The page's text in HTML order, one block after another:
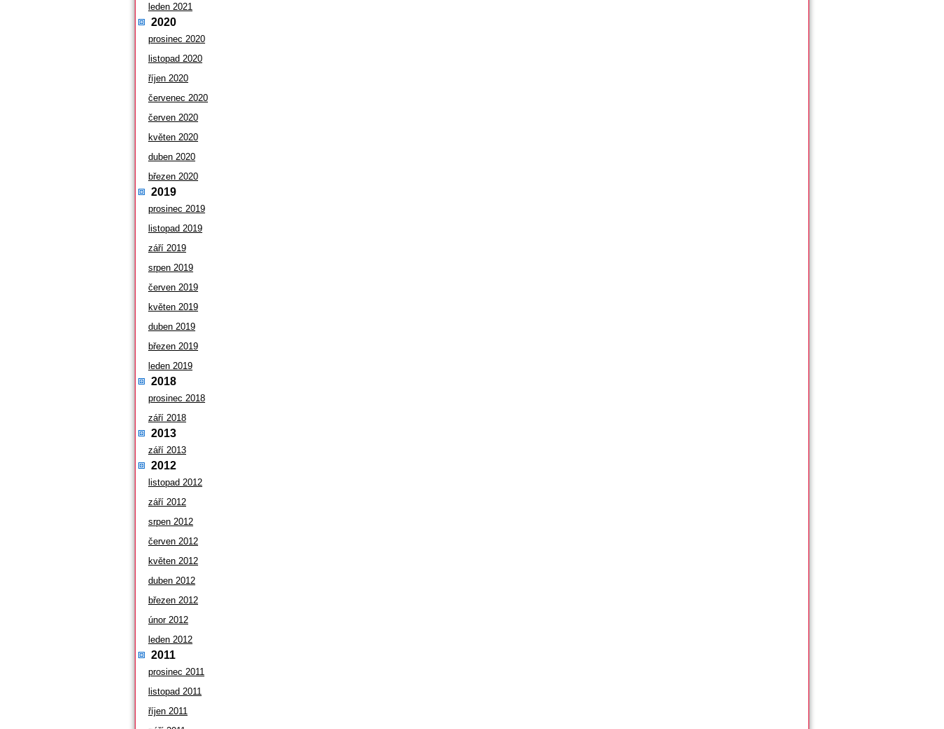
leden 2021
2020
prosinec 2020
listopad 2020
říjen 2020
červenec 2020
červen 2020
květen 2020
duben 2020
březen 2020
2019
prosinec 2019
listopad 2019
září 2019
srpen 2019
červen 2019
květen 2019
duben 2019
březen 2019
leden 2019
2018
prosinec 2018
září 2018
2013
září 2013
2012
listopad 2012
září 2012
srpen 2012
červen 2012
květen 2012
duben 2012
březen 2012
únor 2012
leden 2012
2011
prosinec 2011
listopad 2011
říjen 2011